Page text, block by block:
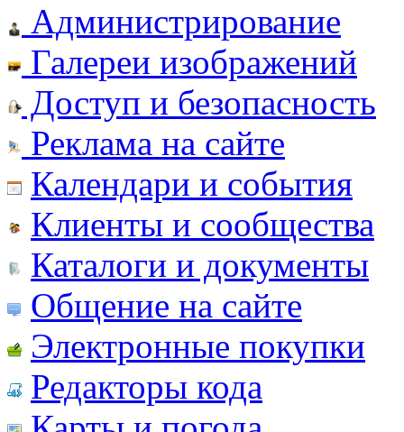
Администрирование
Галереи изображений
Доступ и безопасность
Реклама на сайте
Календари и события
Клиенты и сообщества
Каталоги и документы
Общение на сайте
Электронные покупки
Редакторы кода